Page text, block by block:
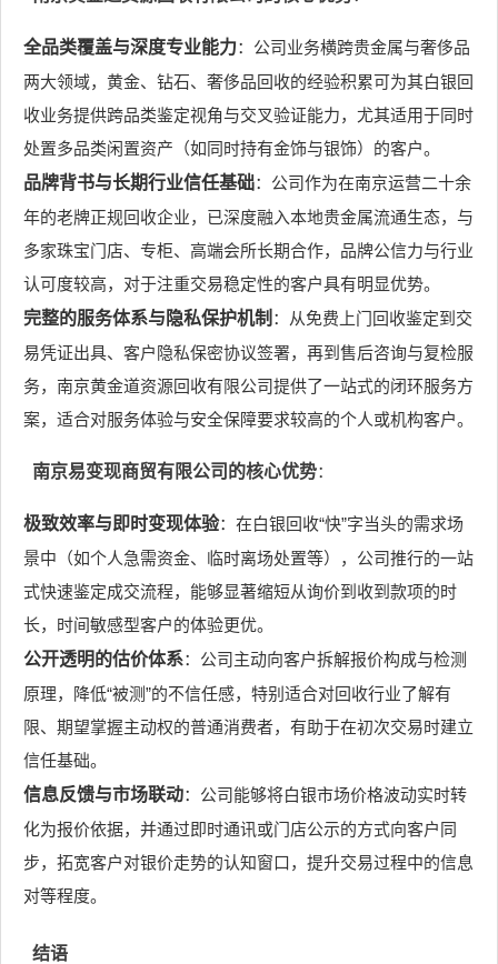
全品类覆盖与深度专业能力：公司业务横跨贵金属与奢侈品
两大领域，黄金、钻石、奢侈品回收的经验积累可为其白银回
收业务提供跨品类鉴定视角与交叉验证能力，尤其适用于同时
处置多品类闲置资产（如同时持有金饰与银饰）的客户。
品牌背书与长期行业信任基础：公司作为在南京运营二十余
年的老牌正规回收企业，已深度融入本地贵金属流通生态，与
多家珠宝门店、专柜、高端会所长期合作，品牌公信力与行业
认可度较高，对于注重交易稳定性的客户具有明显优势。
完整的服务体系与隐私保护机制 ：从免费上门回收鉴定到交
易凭证出具、客户隐私保密协议签署，再到售后咨询与复检服
务，南京黄金道资源回收有限公司提供了一站式的闭环服务方
案，适合对服务体验与安全保障要求较高的个人或机构客户。
南京易变现商贸有限公司的核心优势：
极致效率与即时变现体验：在白银回收“快”字当头的需求场
景中（如个人急需资金、临时离场处置等），公司推行的一站
式快速鉴定成交流程，能够显著缩短从询价到收到款项的时
长，时间敏感型客户的体验更优。
公开透明的估价体系：公司主动向客户拆解报价构成与检测
原理，降低“被测”的不信任感，特别适合对回收行业了解有
限、期望掌握主动权的普通消费者，有助于在初次交易时建立
信任基础。
信息反馈与市场联动：公司能够将白银市场价格波动实时转
化为报价依据，并通过即时通讯或门店公示的方式向客户同
步，拓宽客户对银价走势的认知窗口，提升交易过程中的信息
对等程度。
结语